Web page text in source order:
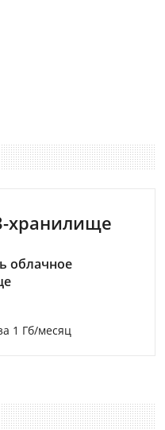
хранилище
облачное
1 Гб/месяц